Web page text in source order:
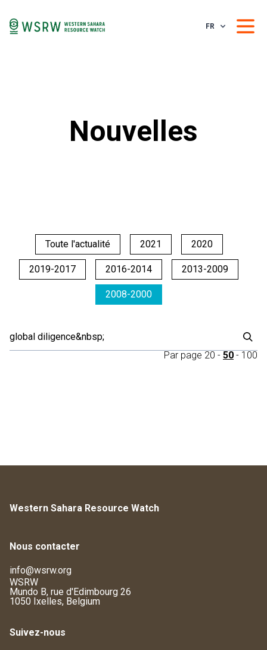
FR
Nouvelles
Toute l'actualité 2021 2020
2019-2017 2016-2014 2013-2009
2008-2000
Par page 20 - 50 - 100
Western Sahara Resource Watch
Nous contacter
info@wsrw.org
WSRW
Mundo B, rue d'Edimbourg 26
1050 Ixelles, Belgium
Suivez-nous